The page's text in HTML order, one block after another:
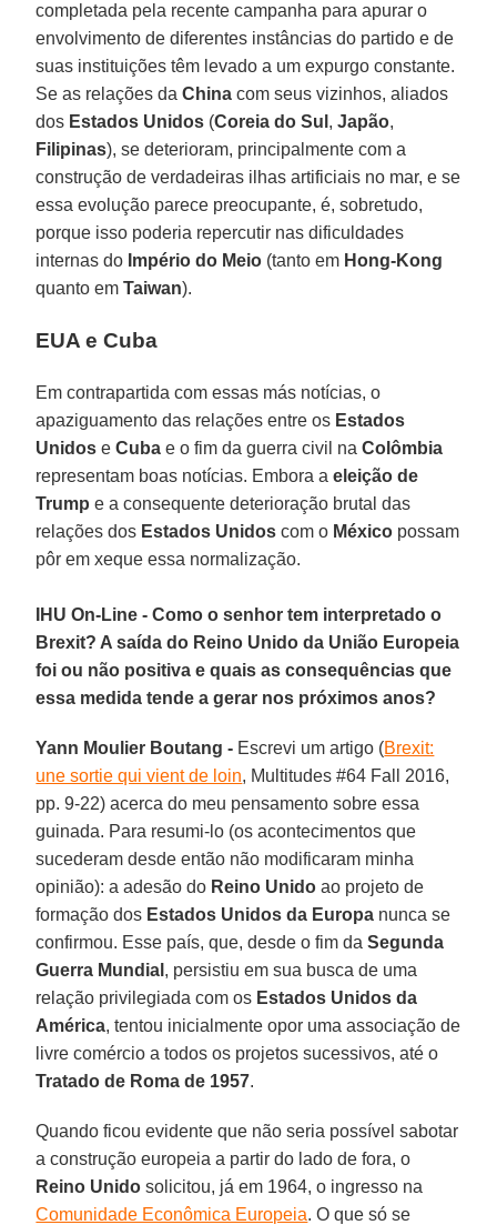
completada pela recente campanha para apurar o
envolvimento de diferentes instâncias do partido e de
suas instituições têm levado a um expurgo constante.
Se as relações daChina com seus vizinhos, aliados
dos Estados Unidos (Coreia do Sul ,Japão,
Filipinas), se deterioram, principalmente com a
construção de verdadeiras ilhas artificiais no mar, e se
essa evolução parece preocupante, é, sobretudo,
porque isso poderia repercutir nas dificuldades
internas do Império do Meio (tanto em Hong-Kong
quanto emTaiwan).
EUA e Cuba
Em contrapartida com essas más notícias, o
apaziguamento das relações entre os Estados
Unidos eCuba e o fim da guerra civil naColômbia
representam boas notícias. Embora aeleição de
Trump e a consequente deterioração brutal das
relações dos Estados Unidos com o México possam
pôr em xeque essa normalização.
IHU On-Line - Como o senhor tem interpretado o
Brexit? A saída do Reino Unido da União Europeia
foi ou não positiva e quais as consequências que
essa medida tende a gerar nos próximos anos?
Yann Moulier Boutang - Escrevi um artigo (Brexit:
une sortie qui vient de loin, Multitudes #64 Fall 2016,
pp. 9-22) acerca do meu pensamento sobre essa
guinada. Para resumi-lo (os acontecimentos que
sucederam desde então não modificaram minha
opinião): a adesão do Reino Unido ao projeto de
formação dos Estados Unidos da Europa nunca se
confirmou. Esse país, que, desde o fim daSegunda
Guerra Mundial , persistiu em sua busca de uma
relação privilegiada com os Estados Unidos da
América, tentou inicialmente opor uma associação de
livre comércio a todos os projetos sucessivos, até o
Tratado de Roma de 1957.
Quando ficou evidente que não seria possível sabotar
a construção europeia a partir do lado de fora, o
Reino Unido solicitou, já em 1964, o ingresso na
Comunidade Econômica Europeia. O que só se